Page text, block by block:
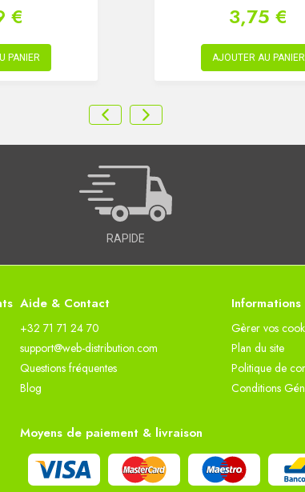
€
PANIER
3,75 €
AJOUTER AU PANIER
RAPIDE
Aide & Contact
+32 71 71 24 70
support@web-distribution.com
Questions fréquentes
Blog
Gèrer vos
Plan du site
Politique de
Conditions
Moyens de paiement & livraison